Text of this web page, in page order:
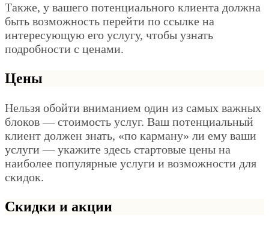
Также, у вашего потенциального клиента должна
быть возможность перейти по ссылке на
интересующую его услугу, чтобы узнать
подробности с ценами.
Цены
Нельзя обойти вниманием один из самых важных
блоков — стоимость услуг. Ваш потенциальный
клиент должен знать, «по карману» ли ему ваши
услуги — укажите здесь стартовые цены на
наиболее популярные услуги и возможности для
скидок.
Скидки и акции